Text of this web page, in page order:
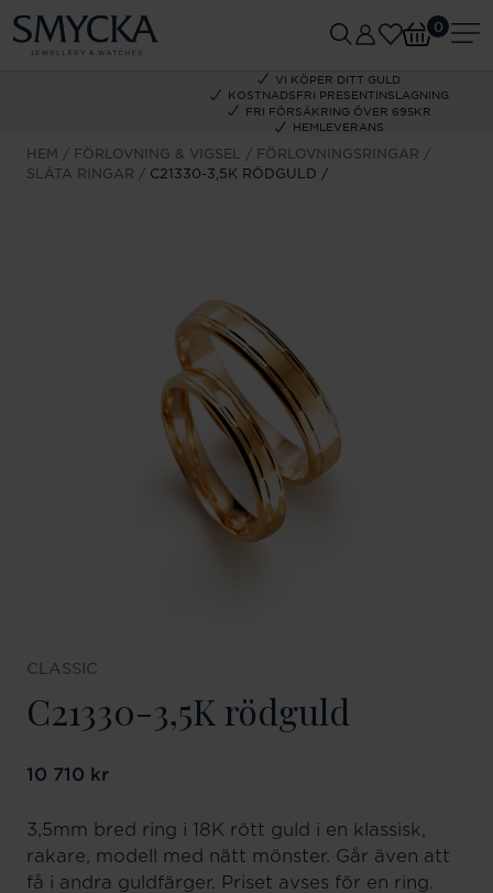
VI KÖPER DITT GULD
KOSTNADSFRI PRESENTINSLAGNING
FRI FÖRSÄKRING ÖVER 695KR
HEMLEVERANS
0
HEM FÖRLOVNING & VIGSEL
FÖRLOVNINGSRINGAR
SLÄTA RINGAR
C21330-3,5K RÖDGULD
CLASSIC
C21330-3,5K rödguld
Pris:10 710 kr
10 710 kr
3,5mm bred ring i 18K rött guld i en klassisk,
rakare, modell med nätt mönster. Går även att
få i andra guldfärger. Priset avses för en ring.